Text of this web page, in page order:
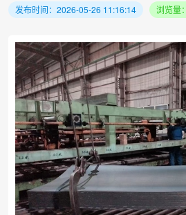
发布时间：2026-05-26 11:16:14 浏览量